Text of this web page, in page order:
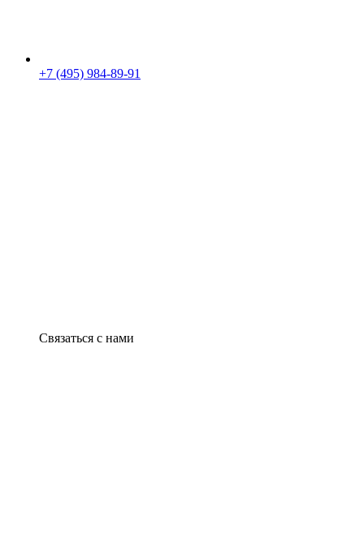
+7 (495) 984-89-91
Связаться с нами